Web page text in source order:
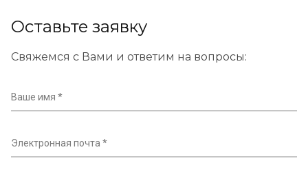
Оставьте заявку
Свяжемся с Вами и ответим на вопросы:
Ваше имя
Электронная почта